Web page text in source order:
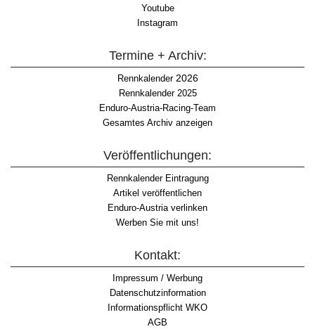
Youtube
Instagram
Termine + Archiv:
Rennkalender2026
Rennkalender 2025
Enduro-Austria-Racing-Team
Gesamtes Archiv anzeigen
Veröffentlichungen:
Rennkalender Eintragung
Artikel veröffentlichen
Enduro-Austria verlinken
Werben Sie mit uns!
Kontakt:
Impressum / Werbung
Datenschutzinformation
Informationspflicht WKO
AGB